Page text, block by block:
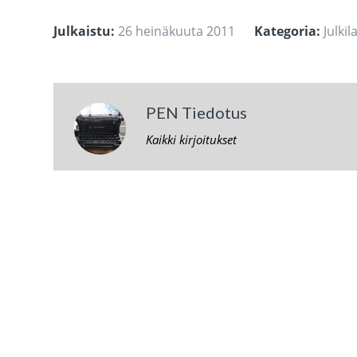
Julkaistu: 26 heinäkuuta 2011 Kategoria:
PEN Tiedotus
Kaikki kirjoitukset